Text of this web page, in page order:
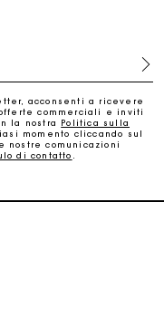
per fare il regalo
acconsenti a ricevere
commerciali e inviti
la nostra Politica sulla
momento cliccando sul
comunicazioni
di contatto